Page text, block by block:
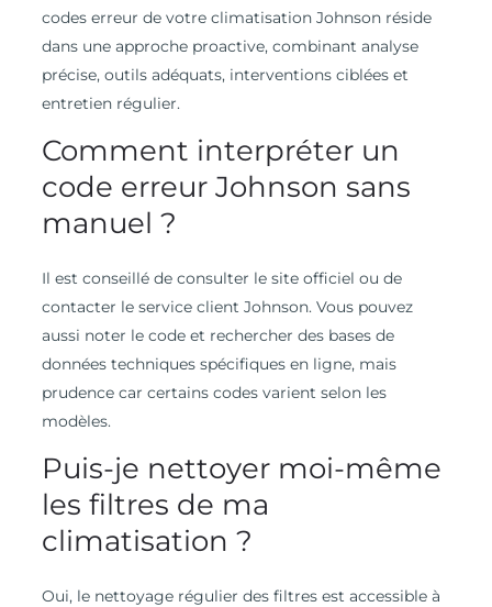
codes erreur de votre climatisation Johnson réside
dans une approche proactive, combinant analyse
précise, outils adéquats, interventions ciblées et
entretien régulier.
Comment interpréter un
code erreur Johnson sans
manuel ?
Il est conseillé de consulter le site officiel ou de
contacter le service client Johnson. Vous pouvez
aussi noter le code et rechercher des bases de
données techniques spécifiques en ligne, mais
prudence car certains codes varient selon les
modèles.
Puis-je nettoyer moi-même
les filtres de ma
climatisation ?
Oui, le nettoyage régulier des filtres est accessible à